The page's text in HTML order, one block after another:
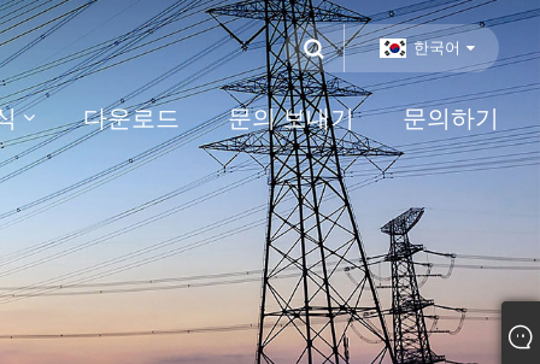
한국어
다운로드 문의 보내기 문의하기